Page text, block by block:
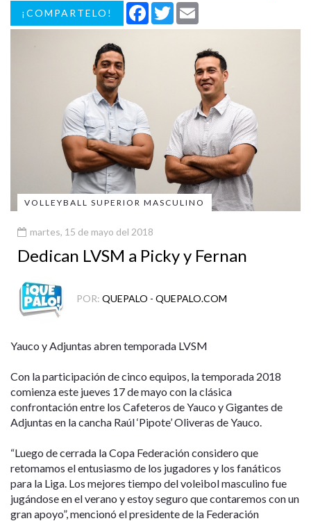
¡COMPARTELO! Facebook
Twitter
VOLLEYBALL SUPERIOR MASCULINO
martes, 15 de mayo del 2018
Dedican LVSM a Picky y Fernan
POR: QUEPALO - QUEPALO.COM
Yauco y Adjuntas abren temporada LVSM
Con la participación de cinco equipos, la temporada 2018
comienza este jueves 17 de mayo con la clásica
confrontación entre los Cafeteros de Yauco y Gigantes de
Adjuntas en la cancha Raúl ‘Pipote’ Oliveras de Yauco.
“Luego de cerrada la Copa Federación considero que
retomamos el entusiasmo de los jugadores y los fanáticos
para la Liga. Los mejores tiempo del voleibol masculino fue
jugándose en el verano y estoy seguro que contaremos con un
gran apoyo”, mencionó el presidente de la Federación